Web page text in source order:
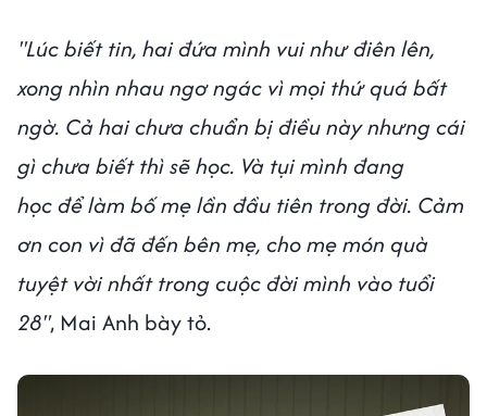
"Lúc biết tin, hai đứa mình vui như điên lên,
xong nhìn nhau ngơ ngác vì mọi thứ quá bất
ngờ. Cả hai chưa chuẩn bị điều này nhưng cái
gì chưa biết thì sẽ học. Và tụi mình đang
học để làm bố mẹ lần đầu tiên trong đời. Cảm
ơn con vì đã đến bên mẹ, cho mẹ món quà
tuyệt vời nhất trong cuộc đời mình vào tuổi
28", Mai Anh bày tỏ.